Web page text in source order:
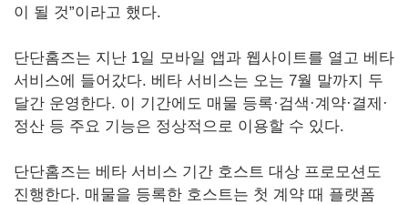
이 될 것”이라고 했다.
단단홈즈는 지난 1일 모바일 앱과 웹사이트를 열고 베타
서비스에 들어갔다. 베타 서비스는 오는 7월 말까지 두
달간 운영한다. 이 기간에도 매물 등록·검색·계약·결제·
정산 등 주요 기능은 정상적으로 이용할 수 있다.
단단홈즈는 베타 서비스 기간 호스트 대상 프로모션도
진행한다. 매물을 등록한 호스트는 첫 계약 때 플랫폼